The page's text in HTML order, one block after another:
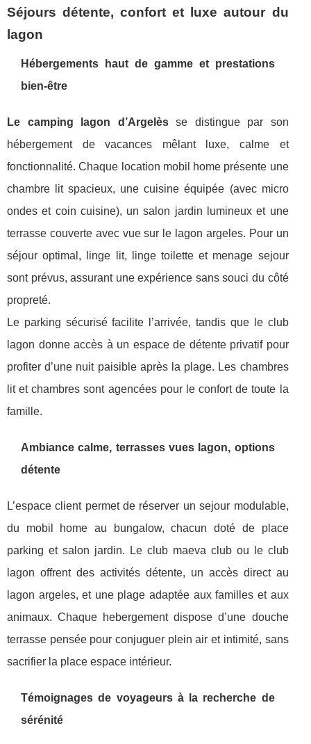
Séjours détente, confort et luxe autour du
lagon
Hébergements haut de gamme et prestations
bien-être
Le camping lagon d’Argelèsse distingue par son
hébergement de vacances mêlant luxe, calme et
fonctionnalité. Chaque location mobil home présente une
chambre lit spacieux, une cuisine équipée (avec micro
ondes et coin cuisine), un salon jardin lumineux et une
terrasse couverte avec vue sur le lagon argeles. Pour un
séjour optimal, linge lit, linge toilette et menage sejour
sont prévus, assurant une expérience sans souci du côté
propreté.
Le parking sécurisé facilite l’arrivée, tandis que le club
lagon donne accès à un espace de détente privatif pour
profiter d’une nuit paisible après la plage. Les chambres
lit et chambres sont agencées pour le confort de toute la
famille.
Ambiance calme, terrasses vues lagon, options
détente
L’espace client permet de réserver un sejour modulable,
du mobil home au bungalow, chacun doté de place
parking et salon jardin. Le club maeva club ou le club
lagon offrent des activités détente, un accès direct au
lagon argeles, et une plage adaptée aux familles et aux
animaux. Chaque hebergement dispose d’une douche
terrasse pensée pour conjuguer plein air et intimité, sans
sacrifier la place espace intérieur.
Témoignages de voyageurs à la recherche de
sérénité